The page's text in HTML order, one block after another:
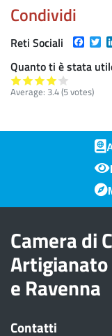
Condividi
Reti Sociali
Quanto ti è stata
Average: 3.4(5votes)
Camera di
e Ravenna
Contatti